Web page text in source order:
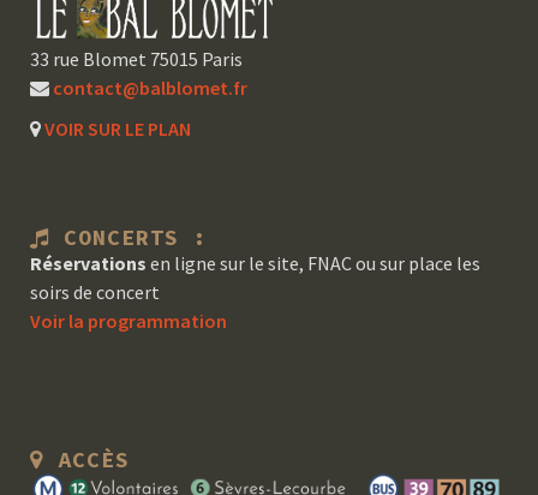
33 rue Blomet 75015 Paris
contact@balblomet.fr
VOIR SUR LE PLAN
CONCERTS :
Réservations en ligne sur le site, FNAC ou sur place les
soirs de concert
Voir la programmation
ACCÈS